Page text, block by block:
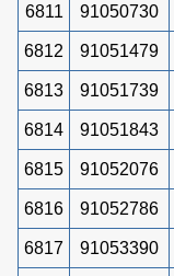
6811 91050730
6812 91051479
6813 91051739
6814 91051843
6815 91052076
6816 91052786
6817 91053390